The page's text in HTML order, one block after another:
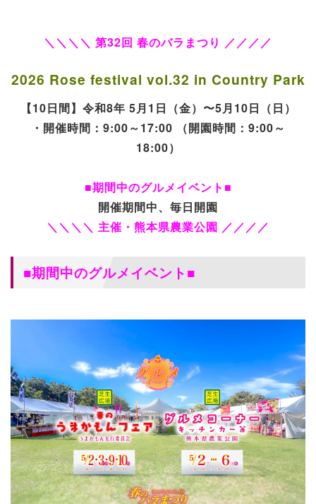
＼＼＼＼ 第32回 春のバラまつり ／／／／
2026 Rose festival vol.32 in Country Park
【10日間】令和8年 5月1日（金）〜5月10日（日）
・開催時間：9:00～17:00 （開園時間：9:00～
18:00）
■期間中のグルメイベント■
開催期間中、毎日開園
＼＼＼＼ 主催・熊本県農業公園 ／／／／
■期間中のグルメイベント■